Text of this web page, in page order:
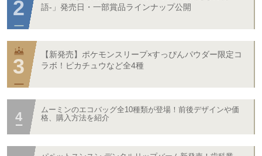
語-」発売日・一部賞品ラインナップ公開
【新発売】ポケモンスリープ×すっぴんパウダー限定コ
ラボ！ピカチュウなど全4種
ムーミンのエコバッグ全10種類が登場！前後デザインや価
格、購入方法を紹介